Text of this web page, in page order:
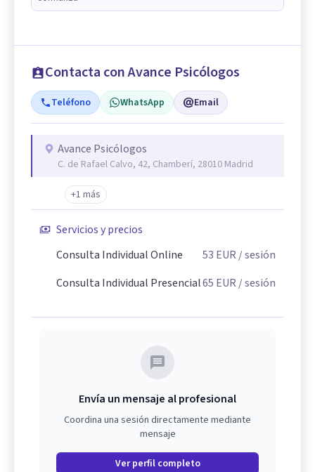
Contacta con Avance Psicólogos
Teléfono WhatsApp Email
Avance Psicólogos
C. de Rafael Calvo, 42, Chamberí, 28010 Madrid
+1 más
Servicios y precios
Consulta Individual Online
53 EUR / sesión
Consulta Individual Presencial65 EUR / sesión
Envía un mensaje al profesional
Coordina una sesión directamente mediante
mensaje
Ver perfil completo